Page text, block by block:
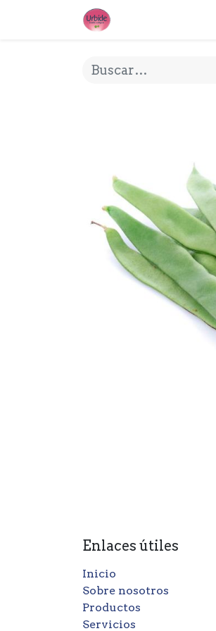
Enlaces útiles
Inicio
Sobre nosotros
Productos
Servicios